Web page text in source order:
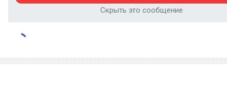
Скрыть это сообщение